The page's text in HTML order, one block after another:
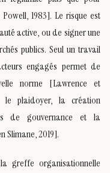
1983]. Le risque est
active, ou de signer une
publics. Seul un travail
engagés permet de
norme [Lawrence et
le plaidoyer, la création
de gouvernance et la
Slimane, 2019].
greffe organisationnelle